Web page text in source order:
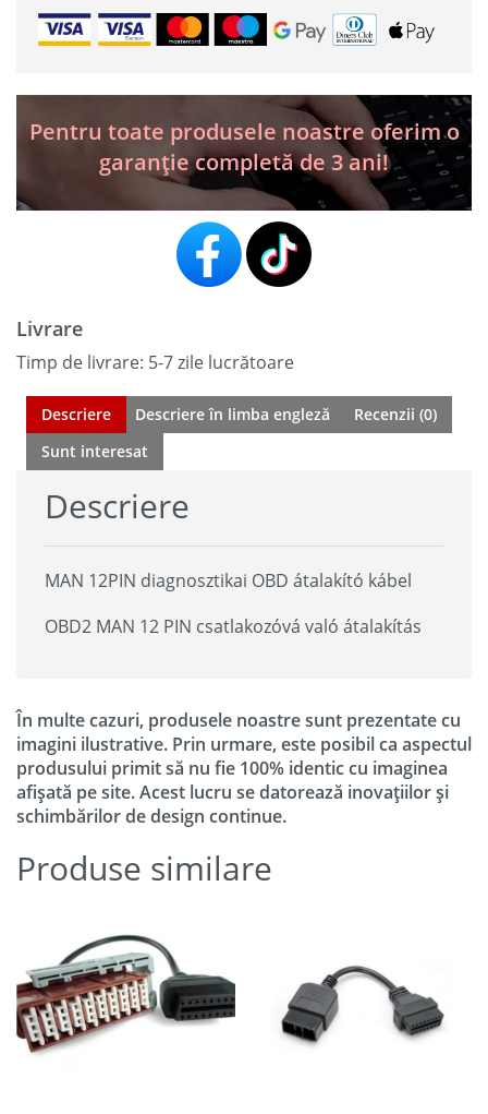
MAN
OBD
átalakító
kábel
Pentru toate produsele noastre oferim o
garanție completă de 3 ani!
Livrare
Timp de livrare: 5-7 zile lucrătoare
Descriere Descriere în limba engleză
Recenzii (0)
Sunt interesat
Descriere
MAN 12PIN diagnosztikai OBD átalakító kábel
OBD2 MAN 12 PIN csatlakozóvá való átalakítás
În multe cazuri, produsele noastre sunt prezentate cu
imagini ilustrative. Prin urmare, este posibil ca aspectul
produsului primit să nu fie 100% identic cu imaginea
afișată pe site. Acest lucru se datorează inovațiilor și
schimbărilor de design continue.
Produse similare